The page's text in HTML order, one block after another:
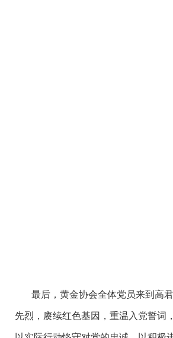
最后，黄金协会全体党员来到高君
先烈，赓续红色基因，重温入党誓词